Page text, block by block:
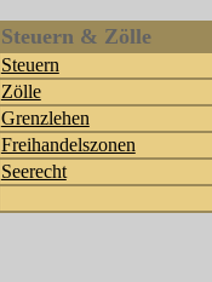
Steuern & Zölle
Steuern
Zölle
Grenzlehen
Freihandelszonen
Seerecht